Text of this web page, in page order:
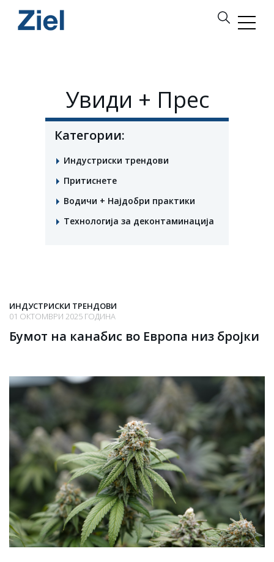
Увиди + Прес
Категории:
Индустриски трендови
Притиснете
Водичи + Најдобри практики
Технологија за деконтаминација
ИНДУСТРИСКИ ТРЕНДОВИ
01 ОКТОМВРИ 2025 ГОДИНА
Бумот на канабис во Европа низ бројки